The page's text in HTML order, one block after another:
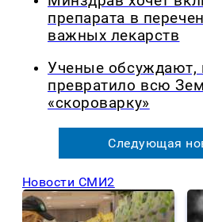
препарата в
важных лекарств
Ученые обсуждают,
превратило всю
«скороварку»
Следующая
Новости СМИ2